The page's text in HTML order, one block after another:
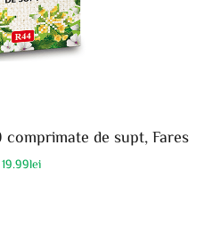
de supt, Fares
19.99lei